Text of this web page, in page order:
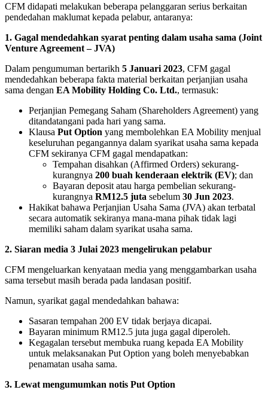
CFM didapati melakukan beberapa pelanggaran serius berkaitan
pendedahan maklumat kepada pelabur, antaranya:
1. Gagal mendedahkan syarat penting dalam usaha sama (Joint
Venture Agreement – JVA)
Dalam pengumuman bertarikh 5 Januari 2023, CFM gagal
mendedahkan beberapa fakta material berkaitan perjanjian usaha
sama dengan EA Mobility Holding Co. Ltd., termasuk:
Perjanjian Pemegang Saham (Shareholders Agreement) yang
ditandatangani pada hari yang sama.
Klausa Put Option yang membolehkan EA Mobility menjual
keseluruhan pegangannya dalam syarikat usaha sama kepada
CFM sekiranya CFM gagal mendapatkan:
Tempahan disahkan (Affirmed Orders) sekurang-
kurangnya 200 buah kenderaan elektrik (EV); dan
Bayaran deposit atau harga pembelian sekurang-
kurangnya RM12.5 juta sebelum 30 Jun 2023.
Hakikat bahawa Perjanjian Usaha Sama (JVA) akan terbatal
secara automatik sekiranya mana-mana pihak tidak lagi
memiliki saham dalam syarikat usaha sama.
2. Siaran media 3 Julai 2023 mengelirukan pelabur
CFM mengeluarkan kenyataan media yang menggambarkan usaha
sama tersebut masih berada pada landasan positif.
Namun, syarikat gagal mendedahkan bahawa:
Sasaran tempahan 200 EV tidak berjaya dicapai.
Bayaran minimum RM12.5 juta juga gagal diperoleh.
Kegagalan tersebut membuka ruang kepada EA Mobility
untuk melaksanakan Put Option yang boleh menyebabkan
penamatan usaha sama.
3. Lewat mengumumkan notis Put Option